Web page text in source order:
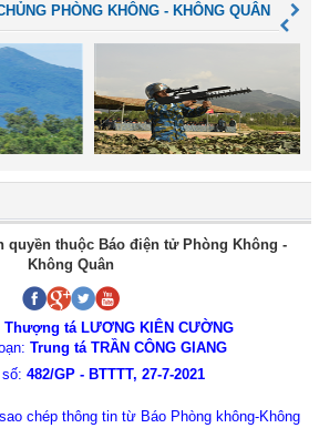
PHÒNG KHÔNG - KHÔNG QUÂN
quyền thuộc Báo điện tử Phòng Không -
Không Quân
Thượng tá LƯƠNG KIÊN CƯỜNG
Trung tá TRẦN CÔNG GIANG
482/GP - BTTTT, 27-7-2021
chép thông tin từ Báo Phòng không-Không